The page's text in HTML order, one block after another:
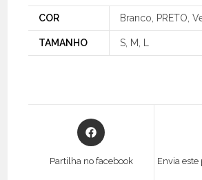
COR Branco, PRETO,
TAMANHO S, M, L
Opens
in
Partilha no facebook Envia este